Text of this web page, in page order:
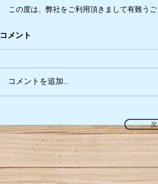
この度は、弊社をご利用頂きまして有難うご
コメント
コメントを追加…